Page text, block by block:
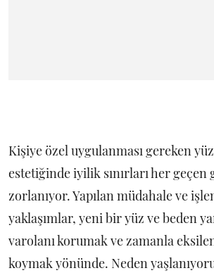
Kişiye özel uygulanması gereken
estetiğinde iyilik sınırları her geçen
zorlanıyor. Yapılan müdahale ve
yaklaşımlar, yeni bir yüz ve beden
varolanı korumak ve zamanla
koymak yönünde. Neden